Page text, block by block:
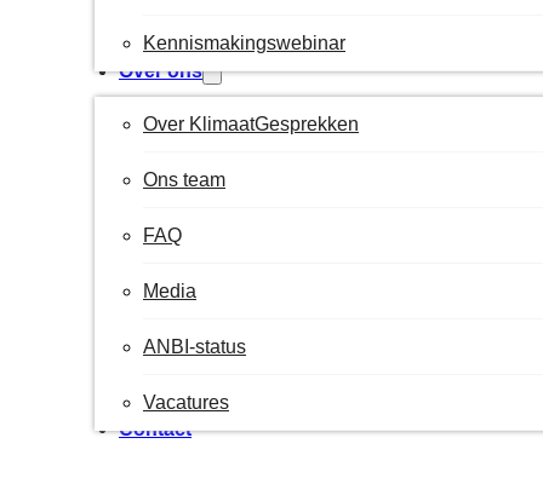
Kennismakingswebinar
Over ons
Over KlimaatGesprekken
Ons team
FAQ
Media
ANBI-status
Vacatures
Contact